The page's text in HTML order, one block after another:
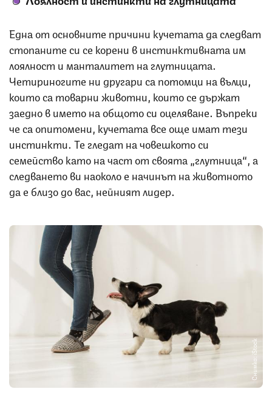
Една от основните причини кучетата да следват
стопаните си се корени в инстинктивната им
лоялност и манталитет на глутницата.
Четириногите ни другари са потомци на вълци,
които са товарни животни, които се държат
заедно в името на общото си оцеляване. Въпреки
че са опитомени, кучетата все още имат тези
инстинкти. Те гледат на човешкото си
семейство като на част от своята „глутница“, а
следването ви наоколо е начинът на животното
да е близо до вас, нейният лидер.
Снимка: iStock